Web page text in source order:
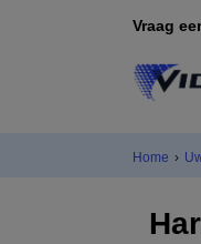
Vraag
Home ›